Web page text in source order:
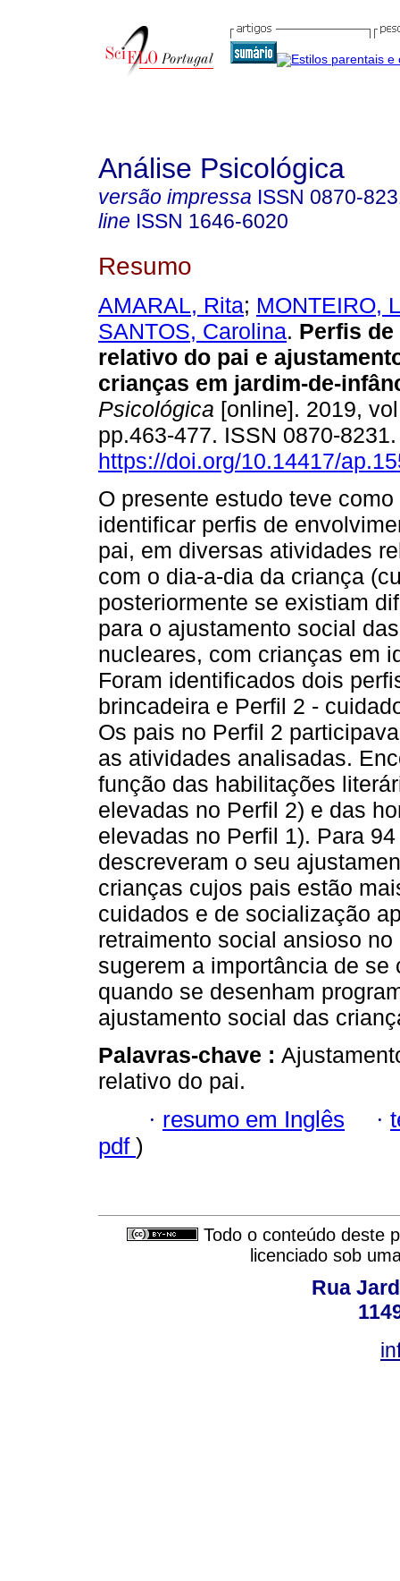
Análise Psicológica
versão impressa ISSN 0870-
line ISSN 1646-6020
Resumo
AMARAL, Rita; MONTEIRO,
SANTOS, Carolina. Perfis
relativo do pai e
crianças em jardim-de-
Psicológica [online]. 2019,
pp.463-477. ISSN 0870-
https://doi.org/10.14417/
O presente estudo teve
identificar perfis de
pai, em diversas atividades
com o dia-a-dia da criança
posteriormente se existiam
para o ajustamento social
nucleares, com crianças em
Foram identificados dois
brincadeira e Perfil 2 -
Os pais no Perfil 2
as atividades analisadas.
função das habilitações
elevadas no Perfil 2) e das
elevadas no Perfil 1). Para
descreveram o seu
crianças cujos pais estão
cuidados e de socialização
retraimento social ansioso
sugerem a importância de
quando se desenham
ajustamento social das
Palavras-chave :
relativo do pai.
· resumo em Inglês ·
pdf )
Todo o conteúdo deste
licenciado sob
Rua